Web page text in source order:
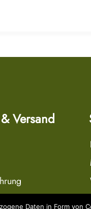
Versand
Daten in Form von